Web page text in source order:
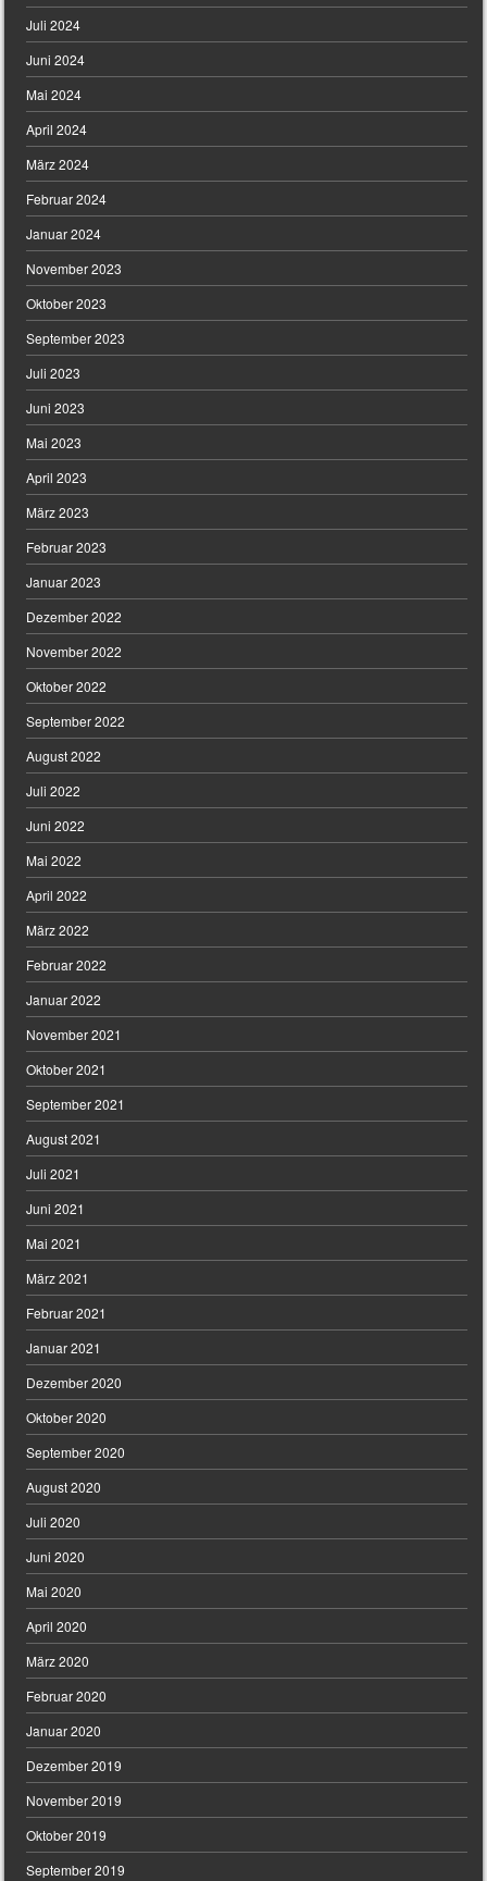
Juli 2024
Juni 2024
Mai 2024
April 2024
März 2024
Februar 2024
Januar 2024
November 2023
Oktober 2023
September 2023
Juli 2023
Juni 2023
Mai 2023
April 2023
März 2023
Februar 2023
Januar 2023
Dezember 2022
November 2022
Oktober 2022
September 2022
August 2022
Juli 2022
Juni 2022
Mai 2022
April 2022
März 2022
Februar 2022
Januar 2022
November 2021
Oktober 2021
September 2021
August 2021
Juli 2021
Juni 2021
Mai 2021
März 2021
Februar 2021
Januar 2021
Dezember 2020
Oktober 2020
September 2020
August 2020
Juli 2020
Juni 2020
Mai 2020
April 2020
März 2020
Februar 2020
Januar 2020
Dezember 2019
November 2019
Oktober 2019
September 2019